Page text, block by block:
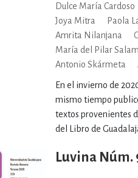
Dulce María Cardoso
Joya Mitra
Paola
Amrita Nilanjana
María del Pilar
Antonio Skármeta
En el invierno de
mismo tiempo
textos provenientes
del Libro de
Luvina Núm.